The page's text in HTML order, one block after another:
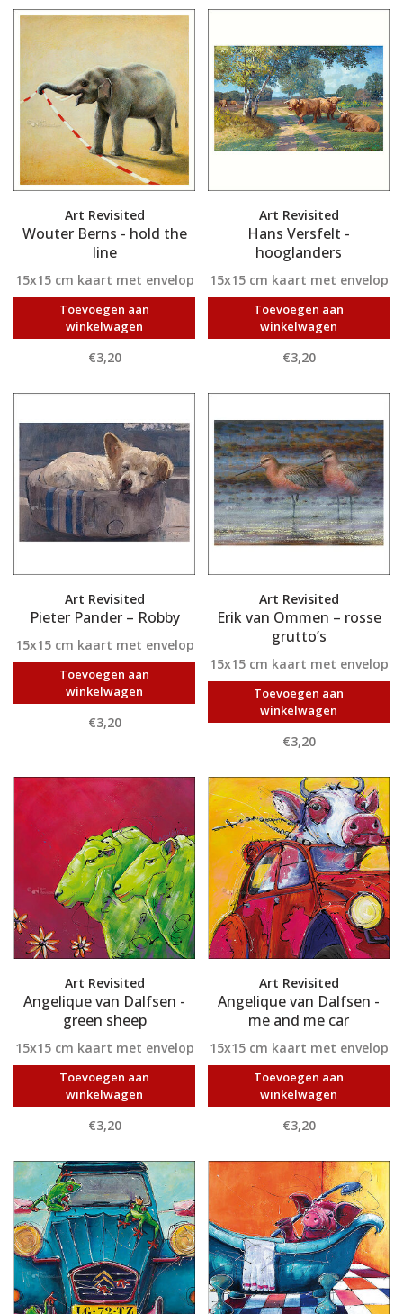
Art Revisited
Wouter Berns - hold the
line
15x15 cm kaart met envelop
Toevoegen aan
winkelwagen
€3,20
Art Revisited
Hans Versfelt -
hooglanders
15x15 cm kaart met envelop
Toevoegen aan
winkelwagen
€3,20
Art Revisited
Pieter Pander – Robby
15x15 cm kaart met envelop
Toevoegen aan
winkelwagen
€3,20
Art Revisited
Erik van Ommen – rosse
grutto’s
15x15 cm kaart met envelop
Toevoegen aan
winkelwagen
€3,20
Art Revisited
Angelique van Dalfsen -
green sheep
15x15 cm kaart met envelop
Toevoegen aan
winkelwagen
€3,20
Art Revisited
Angelique van Dalfsen -
me and me car
15x15 cm kaart met envelop
Toevoegen aan
winkelwagen
€3,20